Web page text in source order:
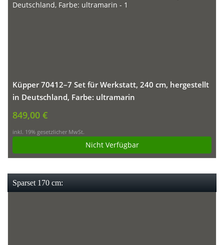
Küpper 70412–7 Set für Werkstatt, 240 cm, hergestellt
in Deutschland, Farbe: ultramarin
849,00 €
inkl. 19% gesetzlicher MwSt.
Nicht Verfügbar
Sparset 170 cm: